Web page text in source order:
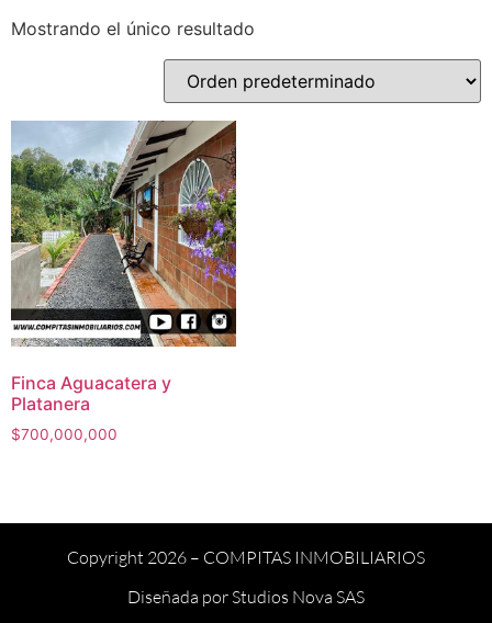
Mostrando el único resultado
Finca Aguacatera y
Platanera
$700,000,000
Copyright 2026 – COMPITAS INMOBILIARIOS
Diseñada porStudios Nova SAS